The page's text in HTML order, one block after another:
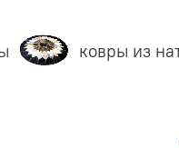
ковры из